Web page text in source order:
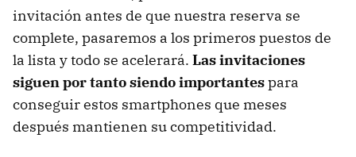
invitación antes de que nuestra reserva se
complete, pasaremos a los primeros puestos de
la lista y todo se acelerará. Las invitaciones
siguen por tanto siendo importantespara
conseguir estos smartphones que meses
después mantienen su competitividad.